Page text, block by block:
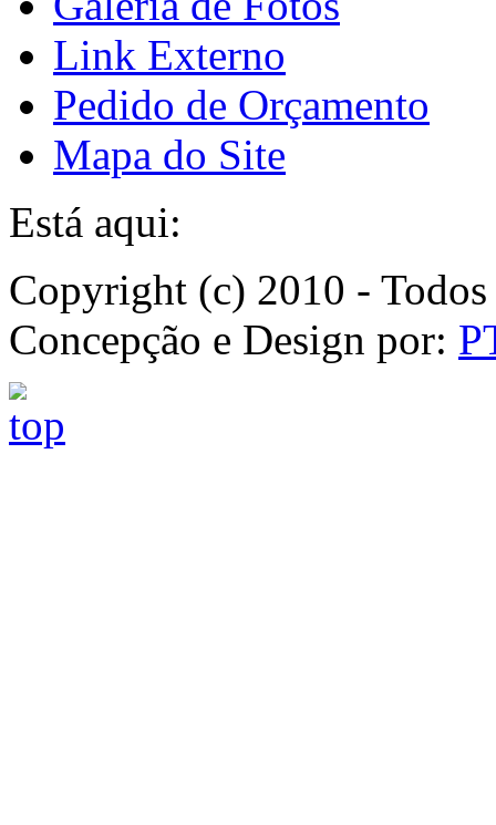
Link Externo
Pedido de Orçamento
Mapa do Site
Está aqui:
Copyright (c) 2010 -
Concepção e Design por: